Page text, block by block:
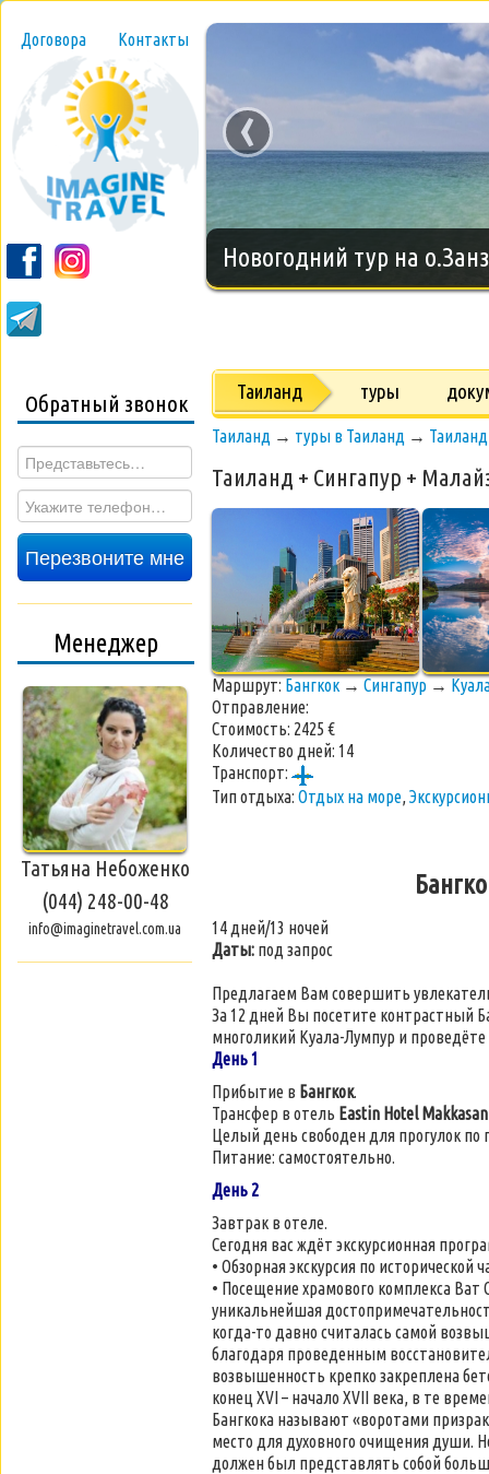
Договора Контакты
Новогодний тур на
‹
Обратный звонок
Перезвоните мне
Менеджер
Татьяна Небоженко
(044) 248-00-48
info@imaginetravel.com.ua
Таиланд туры
Таиланд → туры в Таиланд →
Таиланд + Сингапур +
Маршрут: Бангкок → Сингапур →
Отправление:
Стоимость: 2425 €
Количество дней: 14
Транспорт:
Тип отдыха: Отдых на море,
14 дней/13 ночей
Даты: под запрос
Предлагаем Вам совершить
За 12 дней Вы посетите контрастный
многоликий Куала-Лумпур и проведёте
День 1
Прибытие в Бангкок.
Трансфер в отель Eastin Hotel
Целый день свободен для прогулок по
Питание: самостоятельно.
День 2
Завтрак в отеле.
Сегодня вас ждёт экскурсионная
• Обзорная экскурсия по исторической
• Посещение храмового комплекса Ват
уникальнейшая
когда-то давно считалась самой
благодаря проведенным
возвышенность крепко закреплена
конец XVI – начало XVII века, в те
Бангкока называют «воротами
место для духовного очищения души.
должен был представлять собой